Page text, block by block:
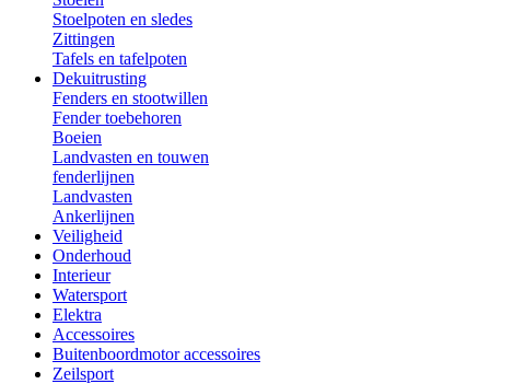
Stoelpoten en sledes
Zittingen
Tafels en tafelpoten
Dekuitrusting
Fenders en stootwillen
Fender toebehoren
Boeien
Landvasten en touwen
fenderlijnen
Landvasten
Ankerlijnen
Veiligheid
Onderhoud
Interieur
Watersport
Elektra
Accessoires
Buitenboordmotor accessoires
Zeilsport